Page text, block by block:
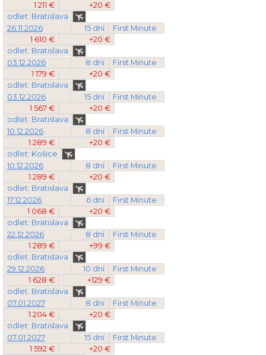
1 211 €
+20 €
odlet: Bratislava
26.11.2026
15 dní
First Minute
1 610 €
+20 €
odlet: Bratislava
03.12.2026
8 dní
First Minute
1 179 €
+20 €
odlet: Bratislava
03.12.2026
15 dní
First Minute
1 567 €
+20 €
odlet: Bratislava
10.12.2026
8 dní
First Minute
1 289 €
+20 €
odlet: Košice
10.12.2026
8 dní
First Minute
1 289 €
+20 €
odlet: Bratislava
17.12.2026
6 dní
First Minute
1 068 €
+20 €
odlet: Bratislava
22.12.2026
8 dní
First Minute
1 289 €
+99 €
odlet: Bratislava
29.12.2026
10 dní
First Minute
1 628 €
+129 €
odlet: Bratislava
07.01.2027
8 dní
First Minute
1 204 €
+20 €
odlet: Bratislava
07.01.2027
15 dní
First Minute
1 592 €
+20 €